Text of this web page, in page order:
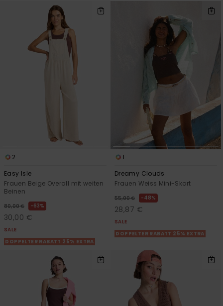
2
Easy Isle
Frauen Beige Overall mit weiten
Beinen
80,00 € 63%
30,00 €
SALE
DOPPELTER RABATT 25% EXTRA
1
Dreamy Clouds
Frauen Weiss Mini-Skort
55,00 € 48%
28,87 €
SALE
DOPPELTER RABATT 25% EXTRA